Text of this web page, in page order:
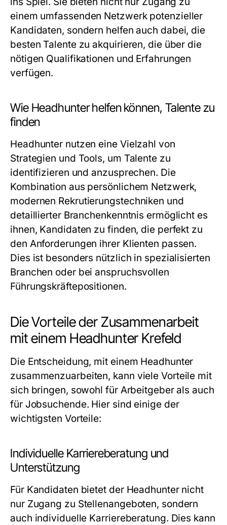
einem umfassenden Netzwerk potenzieller
Kandidaten, sondern helfen auch dabei, die
besten Talente zu akquirieren, die über die
nötigen Qualifikationen und Erfahrungen
verfügen.
Wie Headhunter helfen können, Talente zu
finden
Headhunter nutzen eine Vielzahl von
Strategien und Tools, um Talente zu
identifizieren und anzusprechen. Die
Kombination aus persönlichem Netzwerk,
modernen Rekrutierungstechniken und
detaillierter Branchenkenntnis ermöglicht es
ihnen, Kandidaten zu finden, die perfekt zu
den Anforderungen ihrer Klienten passen.
Dies ist besonders nützlich in spezialisierten
Branchen oder bei anspruchsvollen
Führungskräftepositionen.
Die Vorteile der Zusammenarbeit
mit einem Headhunter Krefeld
Die Entscheidung, mit einem Headhunter
zusammenzuarbeiten, kann viele Vorteile mit
sich bringen, sowohl für Arbeitgeber als auch
für Jobsuchende. Hier sind einige der
wichtigsten Vorteile:
Individuelle Karriereberatung und
Unterstützung
Für Kandidaten bietet der Headhunter nicht
nur Zugang zu Stellenangeboten, sondern
auch individuelle Karriereberatung. Dies kann